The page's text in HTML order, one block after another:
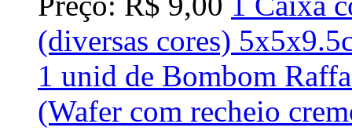
(diversas cores)
1 unid de Bombom
(Wafer com recheio